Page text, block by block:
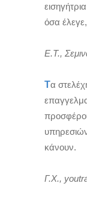
όσα
Ε.Τ.,
Τα
κάνουν.
Γ.Χ.,